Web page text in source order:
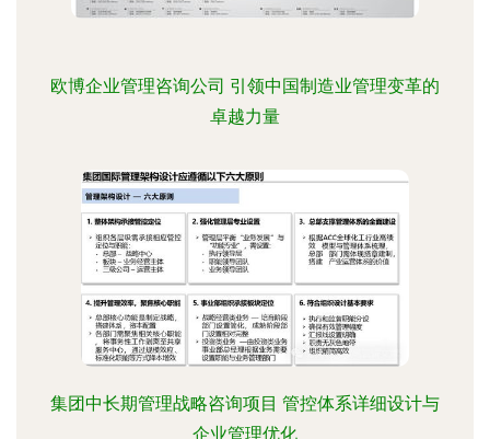
欧博企业管理咨询公司 引领中国制造业管理变革的
卓越力量
集团中长期管理战略咨询项目 管控体系详细设计与
企业管理优化